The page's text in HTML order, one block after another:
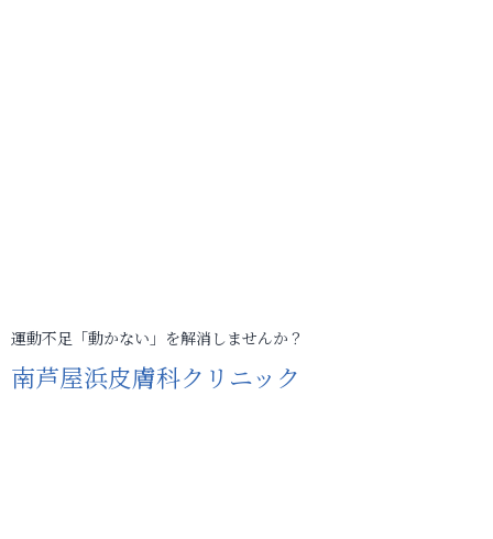
運動不足「動かない」を解消しませんか？
南芦屋浜皮膚科クリニック